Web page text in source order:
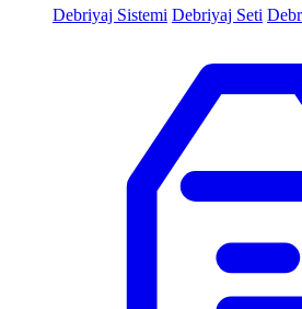
Debriyaj Sistemi Debriyaj Seti